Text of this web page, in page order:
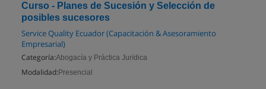
Curso - Planes de Sucesión y Selección de
posibles sucesores
Service Quality Ecuador (Capacitación & Asesoramiento
Empresarial)
Categoría:Abogacía y Práctica Jurídica
Modalidad: Presencial